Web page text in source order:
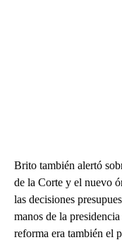
Brito también alertó
de la Corte y el nuevo
las decisiones
manos de la
reforma era también el